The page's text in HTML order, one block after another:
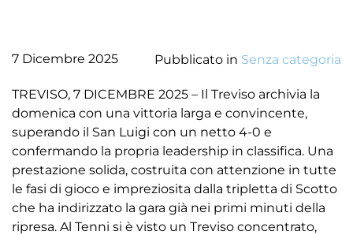
7 Dicembre 2025 Pubblicato in Senza categoria
TREVISO, 7 DICEMBRE 2025 – Il Treviso archivia la
domenica con una vittoria larga e convincente,
superando il San Luigi con un netto 4-0 e
confermando la propria leadership in classifica. Una
prestazione solida, costruita con attenzione in tutte
le fasi di gioco e impreziosita dalla tripletta di Scotto
che ha indirizzato la gara già nei primi minuti della
ripresa. Al Tenni si è visto un Treviso concentrato,